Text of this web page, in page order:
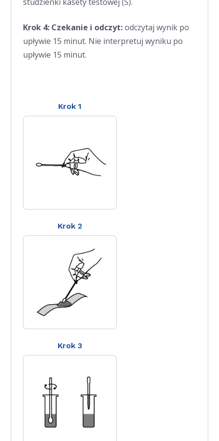
Krok 4: Czekanie i odczyt:odczytaj wynik po
upływie 15 minut. Nie interpretuj wyniku po
upływie 15 minut.
Krok 1
Krok 2
Krok 3